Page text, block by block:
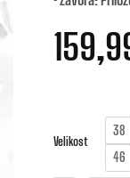
Velikost
38
46